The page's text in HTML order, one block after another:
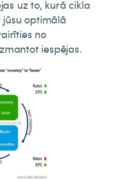
uz to, kurā cikla
optimālā
no
iespējas.